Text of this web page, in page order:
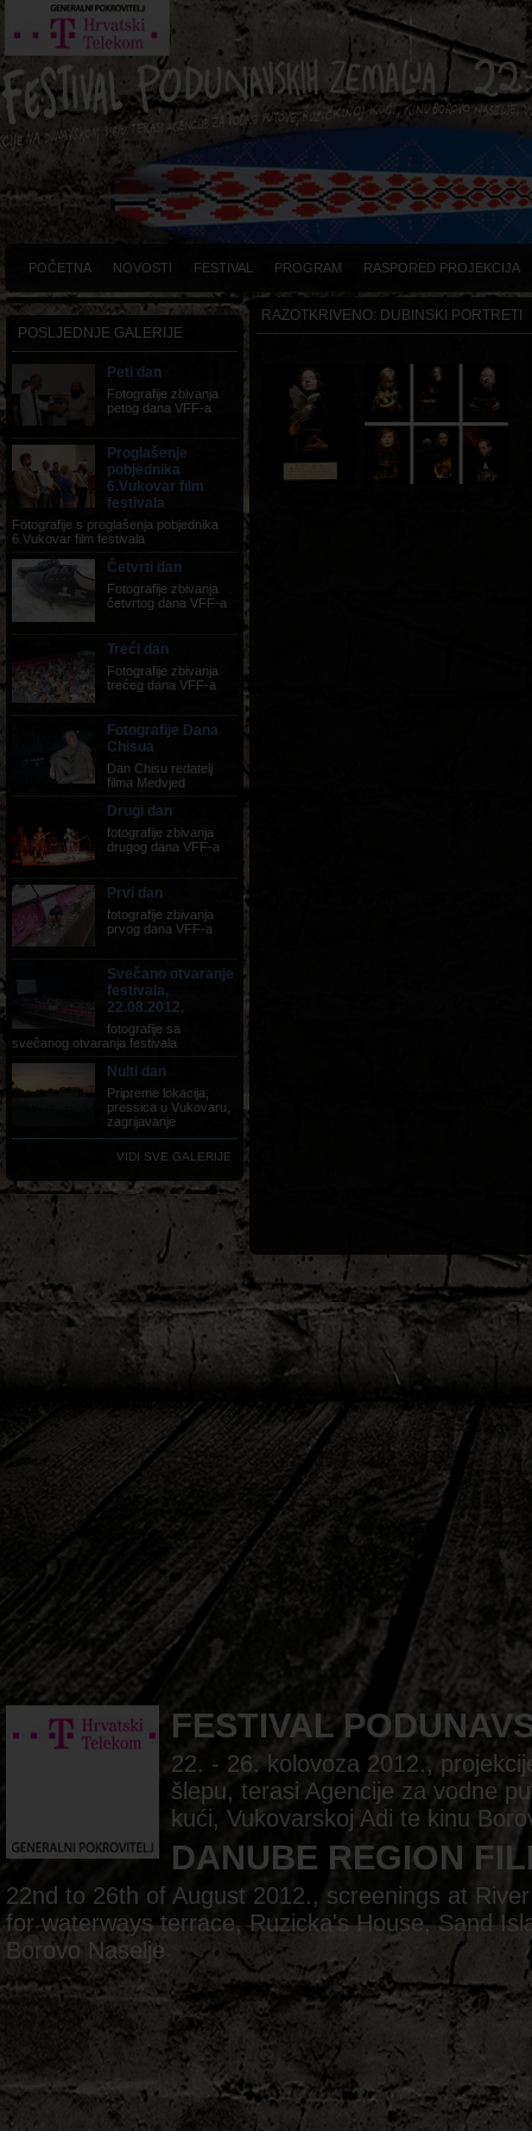
POČETNA NOVOSTI FESTIVAL PROGRAM RASPORED PROJEKCIJA
POSLJEDNJE GALERIJE
Peti dan
Fotografije zbivanja
petog dana VFF-a
Proglašenje
pobjednika
6.Vukovar film
festivala
Fotografije s proglašenja pobjednika
6.Vukovar film festivala
Četvrti dan
Fotografije zbivanja
četvrtog dana VFF-a
Treći dan
Fotografije zbivanja
trećeg dana VFF-a
Fotografije Dana
Chisua
Dan Chisu redatelj
filma Medvjed
Drugi dan
fotografije zbivanja
drugog dana VFF-a
Prvi dan
fotografije zbivanja
prvog dana VFF-a
Svečano otvaranje
festivala,
22.08.2012.
fotografije sa
svečanog otvaranja festivala
Nulti dan
Pripreme lokacija,
pressica u Vukovaru,
zagrijavanje
VIDI SVE GALERIJE
RAZOTKRIVENO: DUBINSKI PORTRETI
FESTIVAL
22. - 26. kolovoza 2012.,
šlepu, terasi Agencije za vodne
kući, Vukovarskoj Adi te kinu
DANUBE REGION
22nd to 26th of August 2012., screenings at
for waterways terrace, Ruzicka's House, Sand
Borovo Naselje